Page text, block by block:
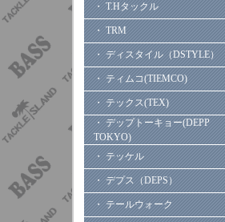
・ T.Hタックル
・ TRM
・ ディスタイル（DSTYLE）
・ ティムコ(TIEMCO)
・ テックス(TEX)
・ デップトーキョー(DEPP
TOKYO)
・ テッケル
・ デプス（DEPS）
・ テールウォーク